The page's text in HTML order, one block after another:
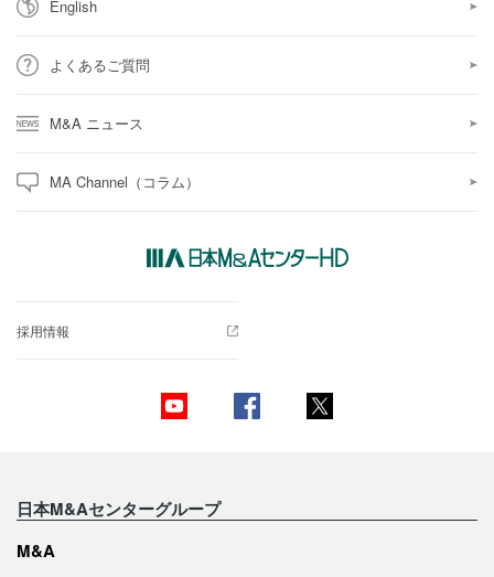
English
よくあるご質問
M&A ニュース
MA Channel（コラム）
採用情報
日本M&Aセンターグループ
M&A